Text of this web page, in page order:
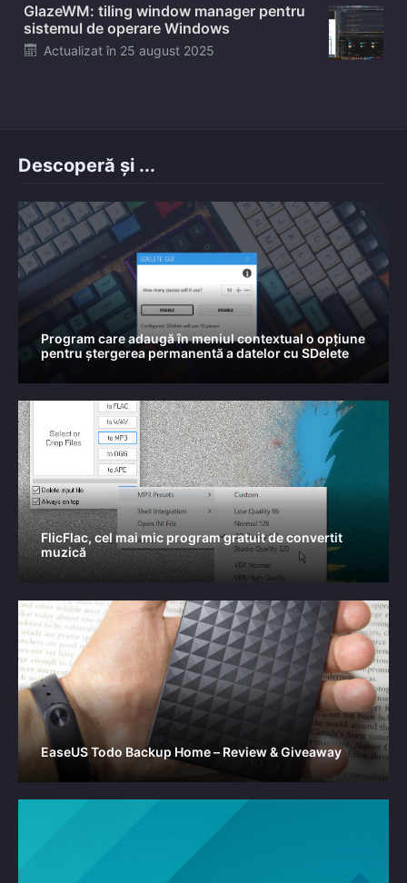
GlazeWM: tiling window manager pentru
sistemul de operare Windows
Posted
Actualizat în 25 august 2025
Descoperă și ...
Program care adaugă în meniul contextual o opțiune
pentru ștergerea permanentă a datelor cu SDelete
FlicFlac, cel mai mic program gratuit de convertit
muzică
EaseUS Todo Backup Home – Review & Giveaway